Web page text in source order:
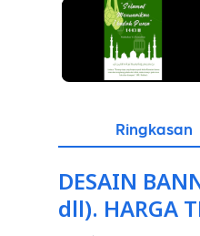
Ringkasan
DESAIN
dll). HARGA